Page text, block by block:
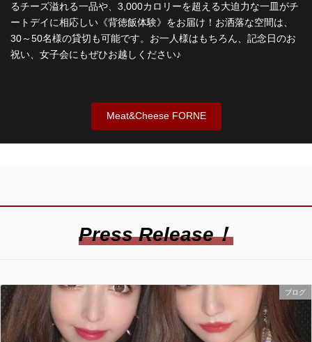
るチーズ溢れる一品や、3,000カロリーを超える大迫力な一皿がチ
ートデイに相応しい《背徳飯体験》をお届け！お洒落な空間は、
30～50名様の貸切も可能です。お一人様はもちろん、記念日のお
祝い、女子会にもぜひお越しください♪
Meat&Cheese FORNE
Press Release！
ブログ